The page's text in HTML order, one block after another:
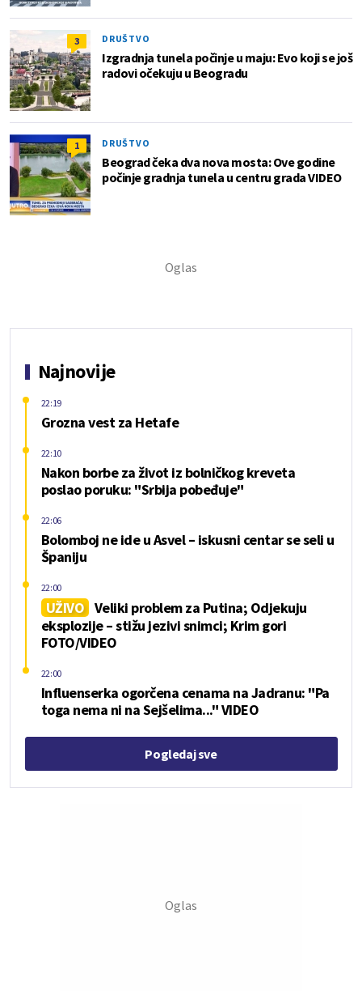
3 DRUŠTVO
Izgradnja tunela počinje u maju: Evo koji se još
radovi očekuju u Beogradu
1 DRUŠTVO
Beograd čeka dva nova mosta: Ove godine
počinje gradnja tunela u centru grada VIDEO
Najnovije
Grozna vest za Hetafe
22:19
Nakon borbe za život iz bolničkog kreveta
poslao poruku: "Srbija pobeđuje"
22:10
Bolomboj ne ide u Asvel – iskusni centar se seli u
Španiju
22:06
UŽIVO Veliki problem za Putina; Odjekuju
eksplozije – stižu jezivi snimci; Krim gori
FOTO/VIDEO
22:00
Influenserka ogorčena cenama na Jadranu: "Pa
toga nema ni na Sejšelima..." VIDEO
22:00
Pogledaj sve